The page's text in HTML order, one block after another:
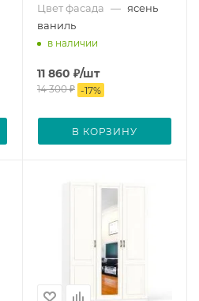
Цвет фасада — ясень
ваниль
в наличии
11 860 ₽/шт
14 300₽ -17%
В КОРЗИНУ